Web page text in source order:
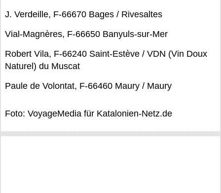
J. Verdeille, F-66670 Bages / Rivesaltes
Vial-Magnères, F-66650 Banyuls-sur-Mer
Robert Vila, F-66240 Saint-Estève / VDN (Vin Doux
Naturel) du Muscat
Paule de Volontat, F-66460 Maury / Maury
Foto: VoyageMedia für Katalonien-Netz.de